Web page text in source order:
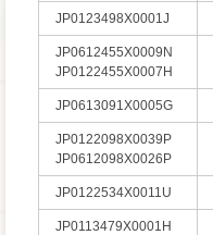
JP0123498X0001J
JP0612455X0009N
JP0122455X0007H
JP0613091X0005G
JP0122098X0039P
JP0612098X0026P
JP0122534X0011U
JP0113479X0001H